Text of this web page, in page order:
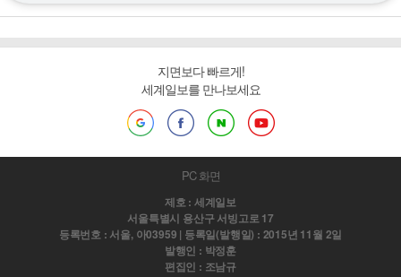
지면보다 빠르게!
세계일보를 만나보세요
PC 화면
제호 : 세계일보
서울특별시 용산구 서빙고로 17
등록번호 : 서울, 아03959 | 등록일(발행일) : 2015년 11월 2일
발행인 : 박정훈
편집인 : 조남규